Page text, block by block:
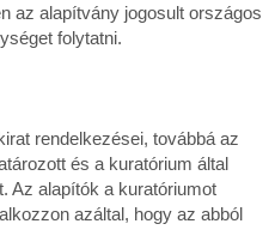
alapítvány jogosult országos
folytatni.
rendelkezései, továbbá az
és a kuratórium által
Az alapítók a kuratóriumot
azáltal, hogy az abból